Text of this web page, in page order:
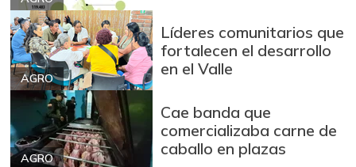
AGRO
Líderes comunitarios que
fortalecen el desarrollo
en el Valle
AGRO
Cae banda que
comercializaba carne de
caballo en plazas